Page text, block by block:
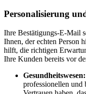
Personalisierung
Ihre Bestätigungs-E-Mail
Ihnen, der echten Person
hilft, die richtigen
Ihre Kunden bereits vor
Gesundheitswesen:
professionellen und